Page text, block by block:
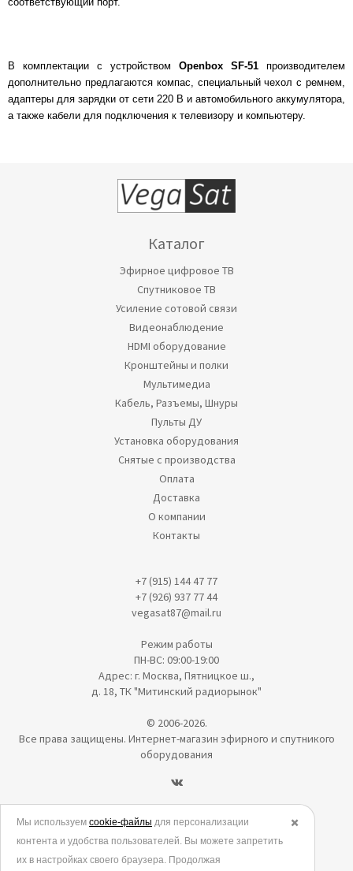
В комплектации с устройством Openbox SF-51 производителем
дополнительно предлагаются компас, специальный чехол с ремнем,
адаптеры для зарядки от сети 220 В и автомобильного аккумулятора,
а также кабели для подключения к телевизору и компьютеру.
Каталог
Эфирное цифровое ТВ
Спутниковое ТВ
Усиление сотовой связи
Видеонаблюдение
HDMI оборудование
Кронштейны и полки
Мультимедиа
Кабель, Разъемы, Шнуры
Пульты ДУ
Установка оборудования
Снятые с производства
Оплата
Доставка
О компании
Контакты
+7 (915) 144 47 77
+7 (926) 937 77 44
vegasat87@mail.ru
Режим работы
ПН-ВС: 09:00-19:00
Адрес: г. Москва, Пятницкое ш.,
д. 18, ТК "Митинский радиорынок"
© 2006-2026.
Все права защищены. Интернет-магазин эфирного и спутникого
оборудования
Политика в отношении обработки персональных данных
Согласие на обработку персональных данных
✖️
Мы используем cookie-файлы для персонализации
контента и удобства пользователей. Вы можете запретить
их в настройках своего браузера. Продолжая